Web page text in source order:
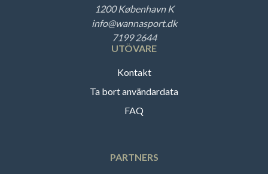
1200 København K
info@wannasport.dk
7199 2644
UTÖVARE
Kontakt
Ta bort användardata
FAQ
PARTNERS